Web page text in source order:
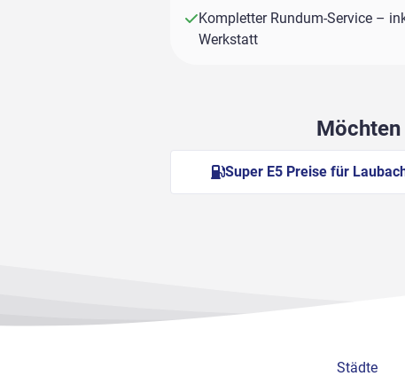
Kompletter Rundum-Service –
Werkstatt
Möchten
Super E5 Preise für
Städte